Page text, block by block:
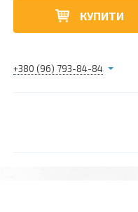
КУПИТИ
+380 (96) 793-84-84